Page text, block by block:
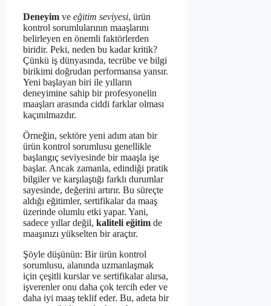
Deneyim ve eğitim seviyesi, ürün
kontrol sorumlularının maaşlarını
belirleyen en önemli faktörlerden
biridir. Peki, neden bu kadar kritik?
Çünkü iş dünyasında, tecrübe ve bilgi
birikimi doğrudan performansa yansır.
Yeni başlayan biri ile yılların
deneyimine sahip bir profesyonelin
maaşları arasında ciddi farklar olması
kaçınılmazdır.
Örneğin, sektöre yeni adım atan bir
ürün kontrol sorumlusu genellikle
başlangıç seviyesinde bir maaşla işe
başlar. Ancak zamanla, edindiği pratik
bilgiler ve karşılaştığı farklı durumlar
sayesinde, değerini artırır. Bu süreçte
aldığı eğitimler, sertifikalar da maaş
üzerinde olumlu etki yapar. Yani,
sadece yıllar değil, kaliteli eğitim de
maaşınızı yükselten bir araçtır.
Şöyle düşünün: Bir ürün kontrol
sorumlusu, alanında uzmanlaşmak
için çeşitli kurslar ve sertifikalar alırsa,
işverenler onu daha çok tercih eder ve
daha iyi maaş teklif eder. Bu, adeta bir